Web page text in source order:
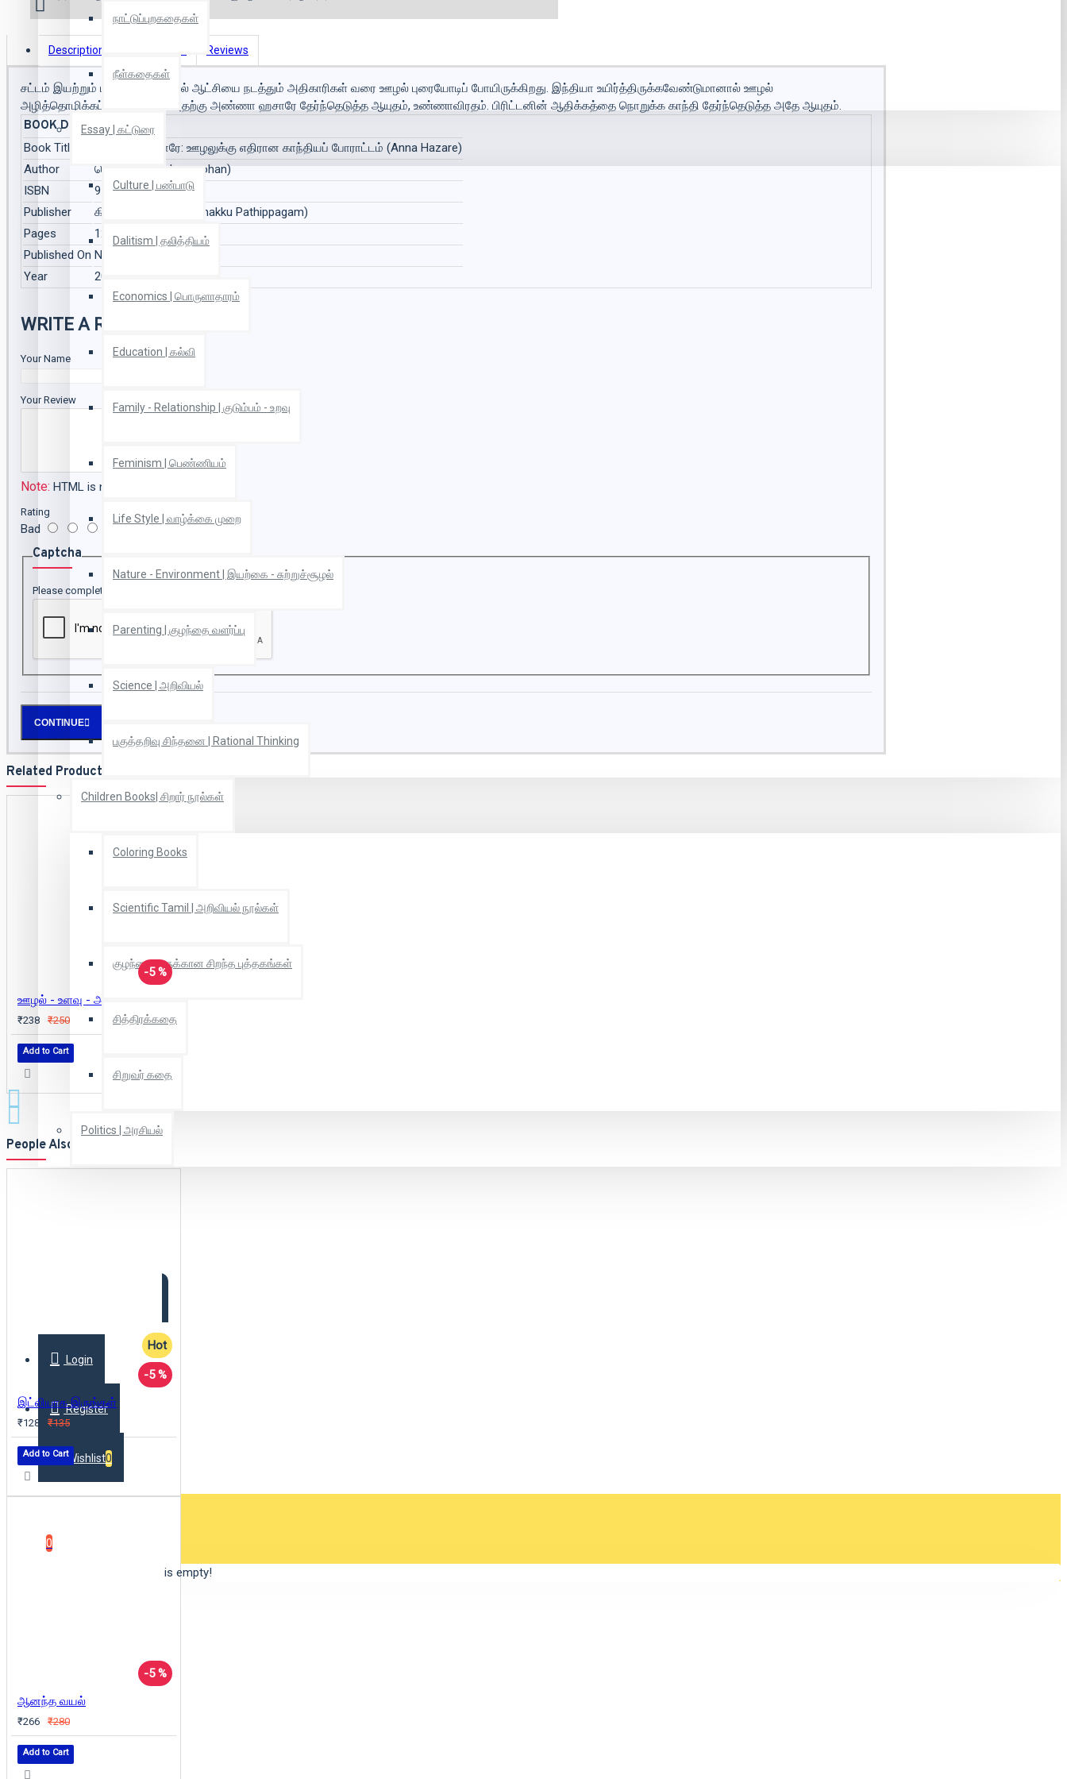
நாட்டுப்புறகதைகள்
நீள்கதைகள்
Essay | கட்டுரை
Culture | பண்பாடு
Dalitism | தலித்தியம்
Economics | பொருளாதாரம்
Education | கல்வி
Family - Relationship | குடும்பம் - உறவு
Feminism | பெண்ணியம்
Life Style | வாழ்க்கை முறை
Nature - Environment | இயற்கை - சுற்றுச்சூழல்
Parenting | குழந்தை வளர்ப்பு
Science | அறிவியல்
பகுத்தறிவு சிந்தனை | Rational Thinking
Children Books| சிறார் நூல்கள்
Coloring Books
Scientific Tamil | அறிவியல் நூல்கள்
குழந்தைகளுக்கான சிறந்த புத்தகங்கள்
சித்திரக்கதை
சிறுவர் கதை
Politics | அரசியல்
Login
Register
Wishlist0
0
Your shopping cart is empty!
Description Reviews
சட்டம் இயற்றும் பிரதிநிதிகள்முதல் ஆட்சியை நடத்தும் அதிகாரிகள் வரை ஊழல் புரையோடிப் போயிருக்கிறது. இந்தியா உயிர்த்திருக்கவேண்டுமானால் ஊழல்
அழித்தொழிக்கப்படவேண்டும். அதற்கு அண்ணா ஹசாரே தேர்ந்தெடுத்த ஆயுதம், உண்ணாவிரதம். பிரிட்டனின் ஆதிக்கத்தை நொறுக்க காந்தி தேர்ந்தெடுத்த அதே ஆயுதம்.
BOOK DETAILS
Book Title
அண்ணா ஹசாரே: ஊழலுக்கு எதிரான காந்தியப் போராட்டம் (Anna Hazare)
Author
ஜெயமோகன் (Jeyamohan)
ISBN
9788184936889
Publisher
கிழக்கு பதிப்பகம் (Kizhakku Pathippagam)
Pages
128
Published On Nov 2010
Year
2011
WRITE A REVIEW
Your Name
Your Review
Note: HTML is not translated!
Rating
Bad Good
Captcha
Please complete the captcha validation below
CONTINUE
Related Products
-5 %
ஊழல் - உளவு - அரசியல்
₹238 ₹250
Add to Cart
People Also Bought
Hot
-5 %
இட்லியாக இருங்கள்
₹128 ₹135
Add to Cart
-5 %
ஆனந்த வயல்
₹266 ₹280
Add to Cart